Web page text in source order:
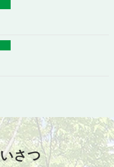
さつ